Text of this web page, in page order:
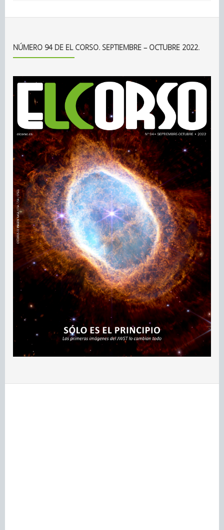
NÚMERO 94 DE EL CORSO. SEPTIEMBRE – OCTUBRE 2022.